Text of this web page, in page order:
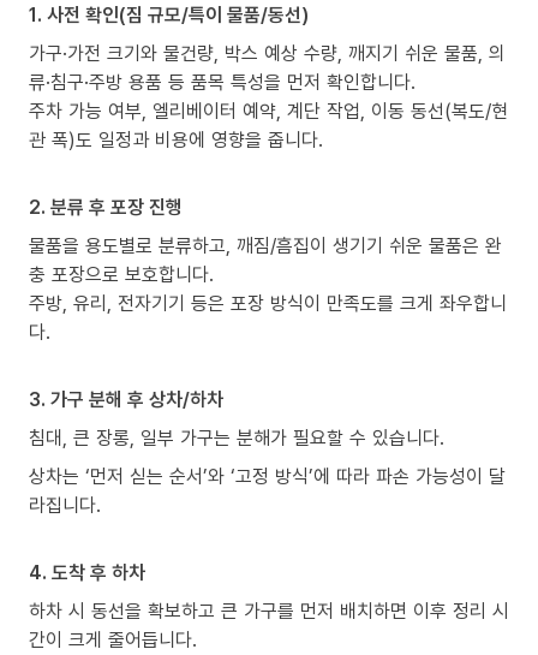
1. 사전 확인(짐 규모/특이 물품/동선)
가구·가전 크기와 물건량, 박스 예상 수량, 깨지기 쉬운 물품, 의
류·침구·주방 용품 등 품목 특성을 먼저 확인합니다.
주차 가능 여부, 엘리베이터 예약, 계단 작업, 이동 동선(복도/현
관 폭)도 일정과 비용에 영향을 줍니다.
2. 분류 후 포장 진행
물품을 용도별로 분류하고, 깨짐/흠집이 생기기 쉬운 물품은 완
충 포장으로 보호합니다.
주방, 유리, 전자기기 등은 포장 방식이 만족도를 크게 좌우합니
다.
3. 가구 분해 후 상차/하차
침대, 큰 장롱, 일부 가구는 분해가 필요할 수 있습니다.
상차는 ‘먼저 싣는 순서’와 ‘고정 방식’에 따라 파손 가능성이 달
라집니다.
4. 도착 후 하차
하차 시 동선을 확보하고 큰 가구를 먼저 배치하면 이후 정리 시
간이 크게 줄어듭니다.